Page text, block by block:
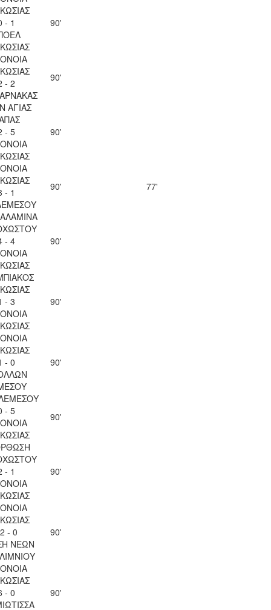
- 1
90'
- 2
90'
ΑΓΙΑΣ
- 5
90'
- 1
90' 77'
- 4
90'
- 3
90'
- 0
90'
- 5
90'
- 1
90'
- 0
ΝΕΩΝ
90'
- 0
90'